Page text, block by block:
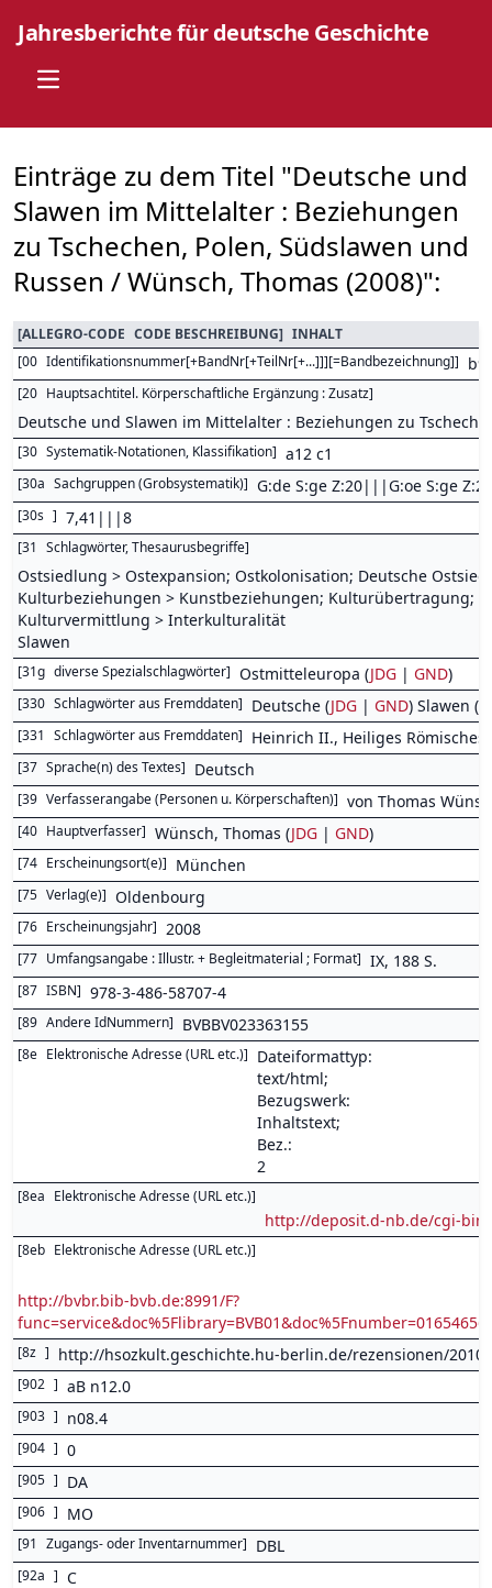
Jahresberichte für deutsche Geschichte
Open main menu
Einträge zu dem Titel "Deutsche und
Slawen im Mittelalter : Beziehungen
zu Tschechen, Polen, Südslawen und
Russen / Wünsch, Thomas (2008)":
[ALLEGRO-CODE CODE BESCHREIBUNG] INHALT
[00 Identifikationsnummer[+BandNr[+TeilNr[+...]]][=Bandbezeichnung]]
[20 Hauptsachtitel. Körperschaftliche Ergänzung : Zusatz]
Deutsche und Slawen im Mittelalter : Beziehungen zu
[30 Systematik-Notationen, Klassifikation] a12 c1
[30a Sachgruppen (Grobsystematik)] G:de S:ge Z:20|||G:oe S:ge
[30s ] 7,41|||8
[31 Schlagwörter, Thesaurusbegriffe]
Ostsiedlung > Ostexpansion; Ostkolonisation; Deutsche
Kulturbeziehungen > Kunstbeziehungen; Kulturübertragung;
Kulturvermittlung > Interkulturalität
Slawen
[31g diverse Spezialschlagwörter] Ostmitteleuropa (JDG | GND)
[330 Schlagwörter aus Fremddaten] Deutsche (JDG | GND) Slawen (
[331 Schlagwörter aus Fremddaten] Heinrich II., Heiliges Römisches
[37 Sprache(n) des Textes] Deutsch
[39 Verfasserangabe (Personen u. Körperschaften)] von Thomas
[40 Hauptverfasser] Wünsch, Thomas (JDG | GND)
[74 Erscheinungsort(e)] München
[75 Verlag(e)] Oldenbourg
[76 Erscheinungsjahr] 2008
[77 Umfangsangabe : Illustr. + Begleitmaterial ; Format] IX, 188 S.
[87 ISBN] 978-3-486-58707-4
[89 Andere IdNummern] BVBBV023363155
[8e Elektronische Adresse (URL etc.)] Dateiformattyp:
text/html;
Bezugswerk:
Inhaltstext;
Bez.:
2
[8ea Elektronische Adresse (URL etc.)]
http://deposit.d-nb.de/cgi-bin/
[8eb Elektronische Adresse (URL etc.)]
http://bvbr.bib-bvb.de:8991/F?
[8z ] http://hsozkult.geschichte.hu-berlin.de/rezensionen/2010-
[902 ] aB n12.0
[903 ] n08.4
[904 ] 0
[905 ] DA
[906 ] MO
[91 Zugangs- oder Inventarnummer] DBL
[92a ] C